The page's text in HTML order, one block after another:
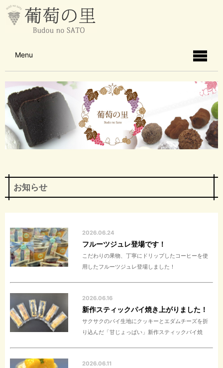
Menu
お知らせ
2026.06.24
フルーツジュレ登場です！
こだわりの果物、丁寧にドリップしたコーヒーを使
用したフルーツジュレ登場しました！
2026.06.16
新作スティックパイ焼き上がりました！
サクサクのパイ生地にクッキーとエダムチーズを折
り込んだ「甘じょっぱい」新作スティックパイ焼
2026.06.11